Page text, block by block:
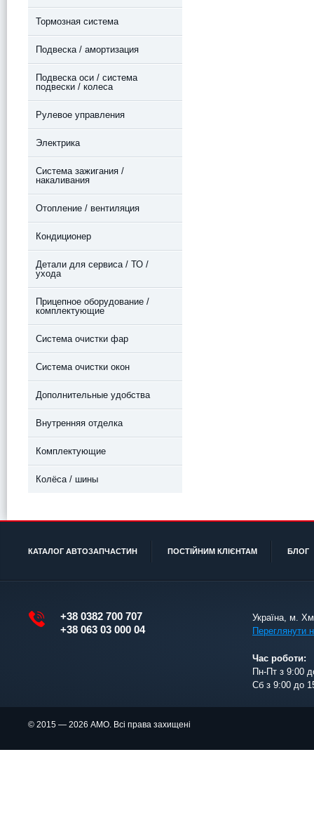
Тормозная система
Подвеска / амортизация
Подвеска оси / система
подвески / колеса
Рулевое управления
Электрика
Система зажигания /
накаливания
Отопление / вентиляция
Кондиционер
Детали для сервиса / ТО /
ухода
Прицепное оборудование /
комплектующие
Система очистки фар
Система очистки окон
Дополнительные удобства
Внутренняя отделка
Комплектующие
Колёса / шины
КАТАЛОГ АВТОЗАПЧАСТИН ПОСТІЙНИМ КЛІЄНТАМ БЛОГ
+38 0382 700 707
+38 063 03 000 04
Україна, м.
Переглянути
Час роботи:
Пн-Пт з 9:00
Сб з 9:00 до
© 2015 — 2026 АМО. Всі права захищені